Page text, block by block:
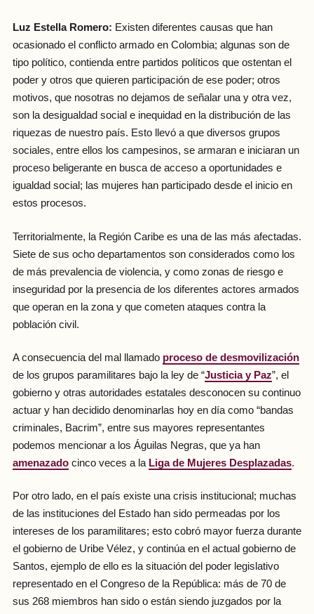
Luz Estella Romero: Existen diferentes causas que han
ocasionado el conflicto armado en Colombia; algunas son de
tipo político, contienda entre partidos políticos que ostentan el
poder y otros que quieren participación de ese poder; otros
motivos, que nosotras no dejamos de señalar una y otra vez,
son la desigualdad social e inequidad en la distribución de las
riquezas de nuestro país. Esto llevó a que diversos grupos
sociales, entre ellos los campesinos, se armaran e iniciaran un
proceso beligerante en busca de acceso a oportunidades e
igualdad social; las mujeres han participado desde el inicio en
estos procesos.
Territorialmente, la Región Caribe es una de las más afectadas.
Siete de sus ocho departamentos son considerados como los
de más prevalencia de violencia, y como zonas de riesgo e
inseguridad por la presencia de los diferentes actores armados
que operan en la zona y que cometen ataques contra la
población civil.
A consecuencia del mal llamado proceso de desmovilización
de los grupos paramilitares bajo la ley de “Justicia y Paz”, el
gobierno y otras autoridades estatales desconocen su continuo
actuar y han decidido denominarlas hoy en día como “bandas
criminales, Bacrim”, entre sus mayores representantes
podemos mencionar a los Águilas Negras, que ya han
amenazadocinco veces a la Liga de Mujeres Desplazadas.
Por otro lado, en el país existe una crisis institucional; muchas
de las instituciones del Estado han sido permeadas por los
intereses de los paramilitares; esto cobró mayor fuerza durante
el gobierno de Uribe Vélez, y continúa en el actual gobierno de
Santos, ejemplo de ello es la situación del poder legislativo
representado en el Congreso de la República: más de 70 de
sus 268 miembros han sido o están siendo juzgados por la